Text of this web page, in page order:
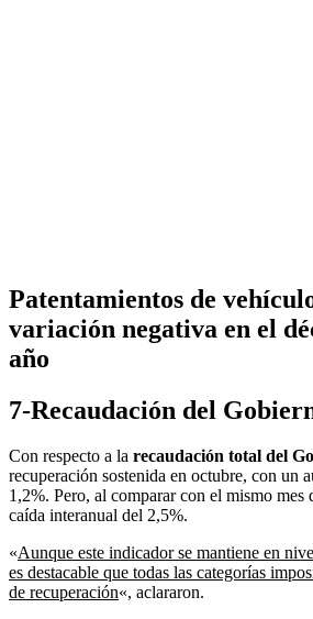
Patentamientos de
variación negativa en el
año
7-Recaudación del
Con respecto a la recaudación total del
recuperación sostenida en octubre, con un
1,2%. Pero, al comparar con el mismo mes
caída interanual del 2,5%.
«Aunque este indicador se mantiene en
es destacable que todas las categorías
de recuperación«, aclararon.